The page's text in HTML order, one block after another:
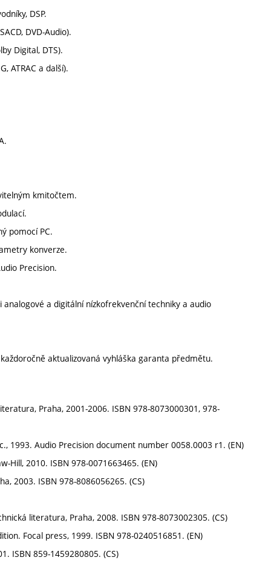
DSP.
DVD-Audio).
Digital, DTS).
ATRAC a další).
kmitočtem.
pomocí PC.
konverze.
Precision.
a digitální nízkofrekvenční techniky a audio
aktualizovaná vyhláška garanta předmětu.
Praha, 2001-2006. ISBN 978-8073000301, 978-
1993. Audio Precision document number 0058.0003 r1. (EN)
Hill, 2010. ISBN 978-0071663465. (EN)
2003. ISBN 978-8086056265. (CS)
literatura, Praha, 2008. ISBN 978-8073002305. (CS)
Focal press, 1999. ISBN 978-0240516851. (EN)
ISBN 859-1459280805. (CS)